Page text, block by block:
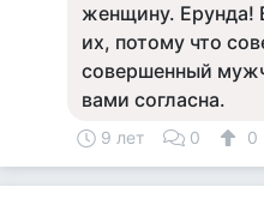
женщину. Ерунда!
их, потому что
совершенный
вами согласна.
9 лет 0 0